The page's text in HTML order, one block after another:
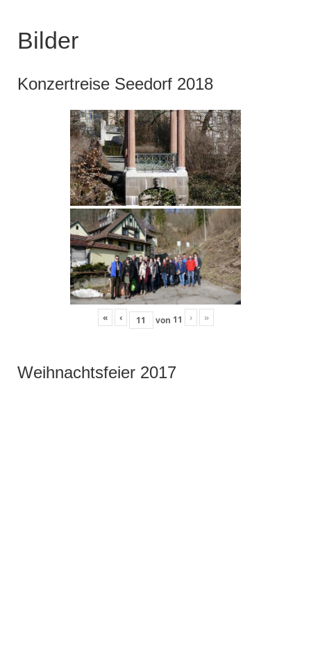
Bilder
Konzertreise Seedorf 2018
« ‹ von 11 › »
Weihnachtsfeier 2017